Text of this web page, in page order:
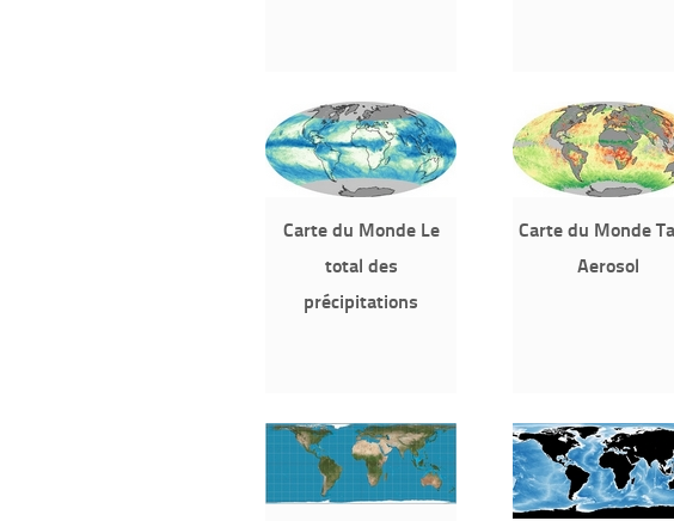
Carte du Monde Le
total des
précipitations
Carte du Monde
Aerosol